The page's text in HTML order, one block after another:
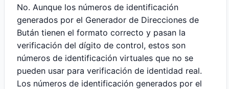
No. Aunque los números de identificación
generados por el Generador de Direcciones de
Bután tienen el formato correcto y pasan la
verificación del dígito de control, estos son
números de identificación virtuales que no se
pueden usar para verificación de identidad real.
Los números de identificación generados por el